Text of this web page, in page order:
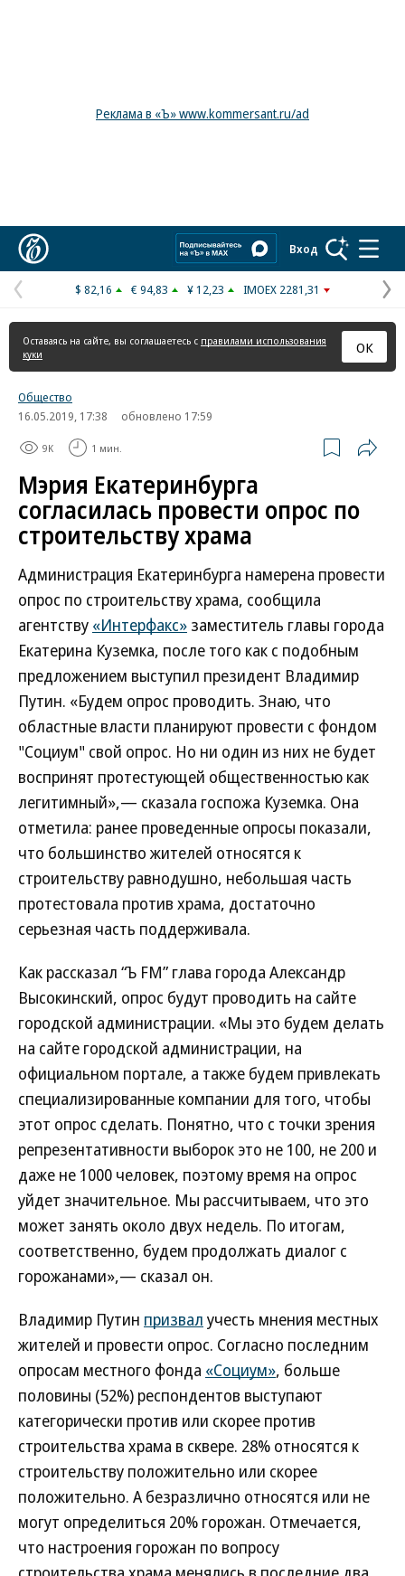
Реклама в «Ъ» www.kommersant.ru/ad
Вход
Предыдущая
страница
$ 82,16 € 94,83 ¥ 12,23 IMOEX 2281,31
Оставаясь на сайте, вы соглашаетесь с правилами использования
куки
ОК
Общество
16.05.2019, 17:38
обновлено 17:59
9K 1 мин.
Мэрия Екатеринбурга
согласилась провести опрос по
строительству храма
Администрация Екатеринбурга намерена провести
опрос по строительству храма, сообщила
агентству «Интерфакс» заместитель главы города
Екатерина Куземка, после того как с подобным
предложением выступил президент Владимир
Путин. «Будем опрос проводить. Знаю, что
областные власти планируют провести с фондом
"Социум" свой опрос. Но ни один из них не будет
воспринят протестующей общественностью как
легитимный»,— сказала госпожа Куземка. Она
отметила: ранее проведенные опросы показали,
что большинство жителей относятся к
строительству равнодушно, небольшая часть
протестовала против храма, достаточно
серьезная часть поддерживала.
Как рассказал “Ъ FM” глава города Александр
Высокинский, опрос будут проводить на сайте
городской администрации. «Мы это будем делать
на сайте городской администрации, на
официальном портале, а также будем привлекать
специализированные компании для того, чтобы
этот опрос сделать. Понятно, что с точки зрения
репрезентативности выборок это не 100, не 200 и
даже не 1000 человек, поэтому время на опрос
уйдет значительное. Мы рассчитываем, что это
может занять около двух недель. По итогам,
соответственно, будем продолжать диалог с
горожанами»,— сказал он.
Владимир Путин призвал учесть мнения местных
жителей и провести опрос. Согласно последним
опросам местного фонда «Социум», больше
половины (52%) респондентов выступают
категорически против или скорее против
строительства храма в сквере. 28% относятся к
строительству положительно или скорее
положительно. А безразлично относятся или не
могут определиться 20% горожан. Отмечается,
что настроения горожан по вопросу